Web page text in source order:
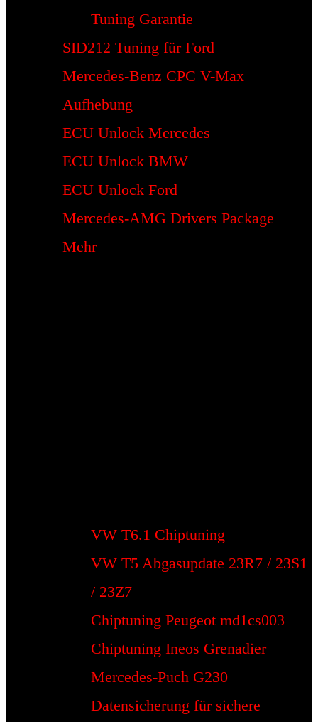
Tuning Garantie
SID212 Tuning für Ford
Mercedes-Benz CPC V-Max
Aufhebung
ECU Unlock Mercedes
ECU Unlock BMW
ECU Unlock Ford
Mercedes-AMG Drivers Package
Mehr
VW T6.1 Chiptuning
VW T5 Abgasupdate 23R7 / 23S1
/ 23Z7
Chiptuning Peugeot md1cs003
Chiptuning Ineos Grenadier
Mercedes-Puch G230
Datensicherung für sichere